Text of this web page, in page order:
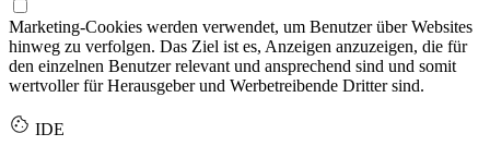
Marketing-Cookies werden verwendet, um Benutzer über Websites
hinweg zu verfolgen. Das Ziel ist es, Anzeigen anzuzeigen, die für
den einzelnen Benutzer relevant und ansprechend sind und somit
wertvoller für Herausgeber und Werbetreibende Dritter sind.
IDE